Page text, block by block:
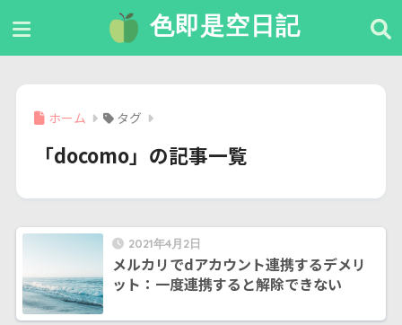
色即是空日記
ホーム タグ
「docomo」の記事一覧
2021年4月2日
メルカリでdアカウント連携するデメリ
ット：一度連携すると解除できない